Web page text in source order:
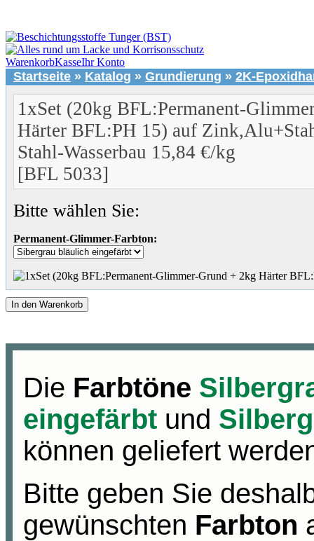
WarenkorbKasseIhr Konto
Startseite » Katalog » Grundierung » 2K-
1xSet (20kg BFL:Permanent-
Härter BFL:PH 15) auf
Stahl-Wasserbau 15,84 €/kg
[BFL 5033]
Bitte wählen Sie:
Permanent-Glimmer-Farbton:
In den Warenkorb
Die Farbtöne
eingefärbt und
können geliefert
Bitte geben Sie
gewünschten Farbton